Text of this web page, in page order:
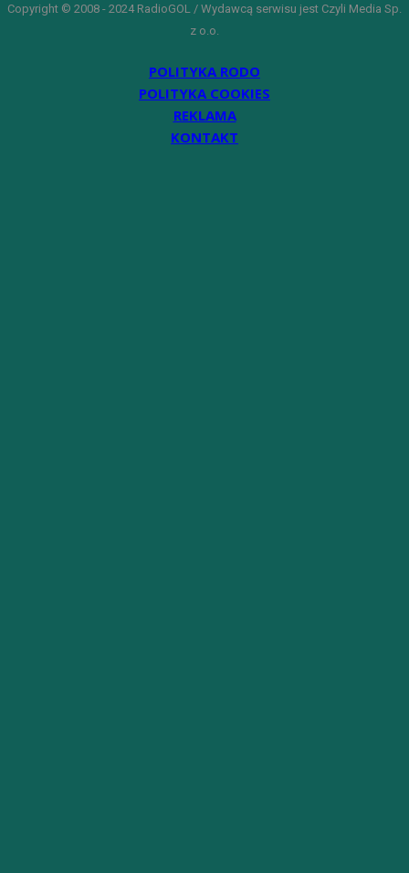
Copyright © 2008 - 2024 RadioGOL / Wydawcą serwisu jest Czyli Media Sp.
z o.o.
POLITYKA RODO
POLITYKA COOKIES
REKLAMA
KONTAKT